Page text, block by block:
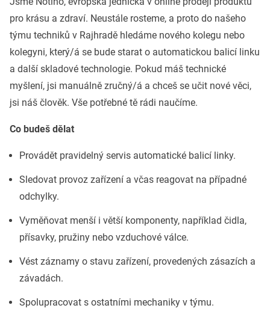
pro krásu a zdraví. Neustále rosteme, a proto do našeho
týmu techniků v Rajhradě hledáme nového kolegu nebo
kolegyni, který/á se bude starat o automatickou balicí linku
a další skladové technologie. Pokud máš technické
myšlení, jsi manuálně zručný/á a chceš se učit nové věci,
jsi náš člověk. Vše potřebné tě rádi naučíme.
Co budeš dělat
Provádět pravidelný servis automatické balicí linky.
Sledovat provoz zařízení a včas reagovat na případné
odchylky.
Vyměňovat menší i větší komponenty, například čidla,
přísavky, pružiny nebo vzduchové válce.
Vést záznamy o stavu zařízení, provedených zásazích a
závadách.
Spolupracovat s ostatními mechaniky v týmu.